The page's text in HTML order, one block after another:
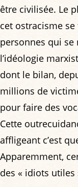
être civilisée. Le
cet ostracisme
personnes qui se
l’idéologie
dont le bilan,
millions de
pour faire des
Cette
affligeant c’est
Apparemment,
des « idiots utiles